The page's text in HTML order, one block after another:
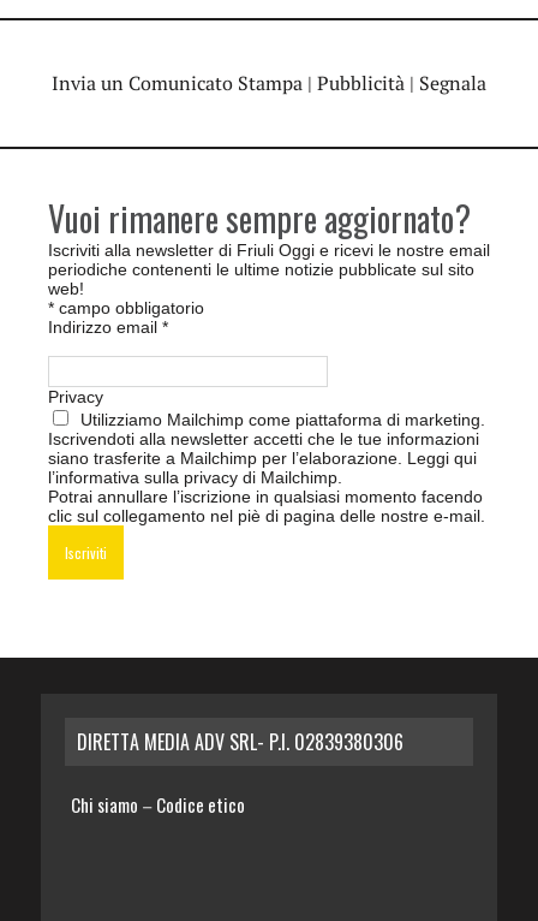
Invia un Comunicato Stampa | Pubblicità | Segnala
Vuoi rimanere sempre aggiornato?
Iscriviti alla newsletter di Friuli Oggi e ricevi le nostre email
periodiche contenenti le ultime notizie pubblicate sul sito
web!
* campo obbligatorio
Indirizzo email *
Privacy
Utilizziamo Mailchimp come piattaforma di marketing.
Iscrivendoti alla newsletter accetti che le tue informazioni
siano trasferite a Mailchimp per l’elaborazione. Leggi qui
l’informativa sulla privacy di Mailchimp
Potrai annullare l’iscrizione in qualsiasi momento facendo
clic sul collegamento nel piè di pagina delle nostre e-mail.
DIRETTA MEDIA ADV SRL- P.I. 02839380306
Chi siamo – Codice etico